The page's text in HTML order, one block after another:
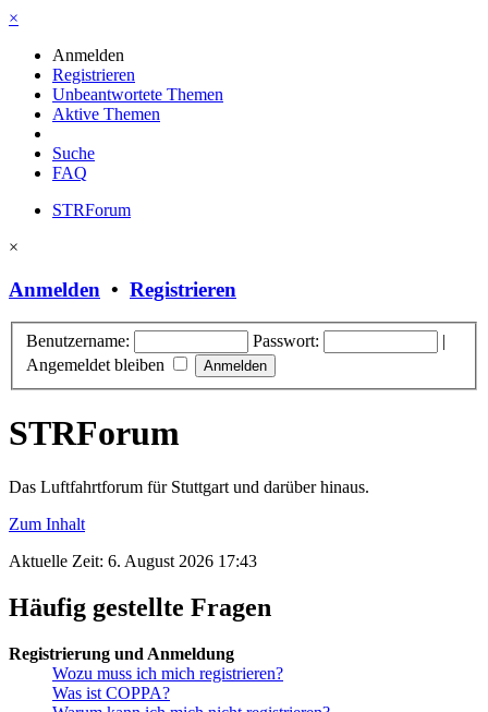
×
Anmelden
Registrieren
Unbeantwortete Themen
Aktive Themen
Suche
FAQ
STRForum
×
Anmelden • Registrieren
Benutzername: Passwort:
|
Angemeldet bleiben
STRForum
Das Luftfahrtforum für Stuttgart und darüber hinaus.
Zum Inhalt
Aktuelle Zeit: 6. August 2026 17:43
Häufig gestellte Fragen
Registrierung und Anmeldung
Wozu muss ich mich registrieren?
Was ist COPPA?